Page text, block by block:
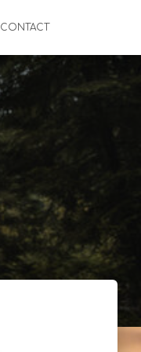
CONTACT